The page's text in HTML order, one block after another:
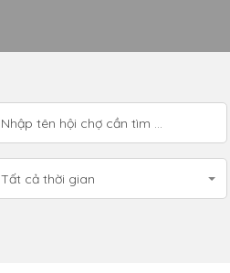
Tất cả thời gian